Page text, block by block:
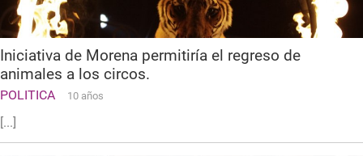
Iniciativa de Morena permitiría el regreso de
animales a los circos.
POLITICA 10 años
[...]